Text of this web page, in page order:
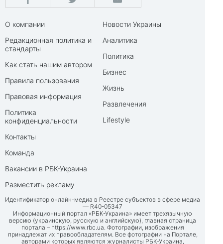
О компании
Редакционная политика и
стандарты
Как стать нашим автором
Правила пользования
Правовая информация
Политика
конфиденциальности
Контакты
Команда
Вакансии в РБК-Украина
Разместить рекламу
Новости Украины
Аналитика
Политика
Бизнес
Жизнь
Развлечения
Lifestyle
Идентификатор онлайн-медиа в Реестре субъектов в сфере медиа
— R40-05347
Информационный портал «РБК-Украина» имеет трехязычную
версию (украинскую, русскую и английскую), главная страница
портала – https://www.rbc.ua. Фотографии, изображения
принадлежат их правообладателям. Все фотографии на Портале,
авторами которых являются журналисты РБК-Украина,